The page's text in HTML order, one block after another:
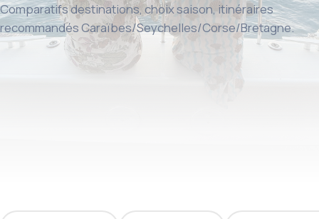
Comparatifs destinations, choix saison, itinéraires
recommandés Caraïbes/Seychelles/Corse/Bretagne.